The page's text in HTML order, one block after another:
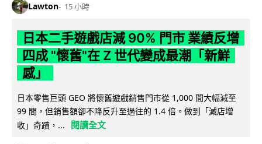
Lawton 15 小時
日本二手遊戲店減 90% 門市 業績反增
四成 "懷舊"在 Z 世代變成最潮「新鮮
感」
日本零售巨頭 GEO 將懷舊遊戲銷售門市從 1,000 間大幅減至
99 間，但銷售額卻不降反升至過往的 1.4 倍。做到「減店增
收」奇蹟，...
閱讀全文